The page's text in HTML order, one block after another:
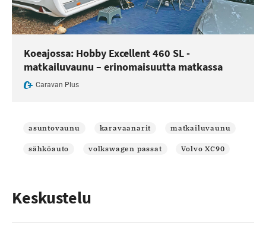
Koeajossa: Hobby Excellent 460 SL -
matkailuvaunu – erinomaisuutta matkassa
Caravan Plus
asuntovaunu karavaanarit matkailuvaunu
sähköauto volkswagen passat Volvo XC90
Keskustelu